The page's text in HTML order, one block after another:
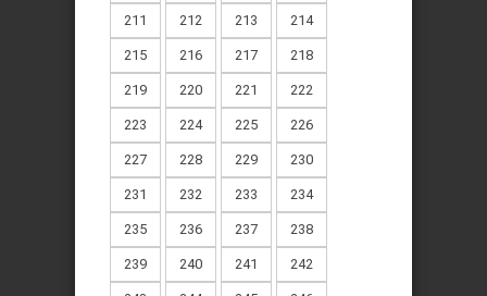
211 212 213 214
215 216 217 218
219 220 221 222
223 224 225 226
227 228 229 230
231 232 233 234
235 236 237 238
239 240 241 242